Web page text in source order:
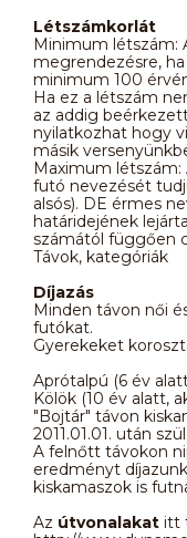
Létszámkorlát
Minimum létszám:
megrendezésre,
minimum 100
Ha ez a létszám
az addig
nyilatkozhat hogy
másik
Maximum létszám:
futó nevezését
alsós). DE érmes
határidejének
számától függően
Távok, kategóriák
Díjazás
Minden távon női
futókat.
Gyerekeket
Aprótalpú (6 év
Kölök (10 év alatt,
"Bojtár" távon
2011.01.01. után
A felnőtt távokon
eredményt
kiskamaszok is
Az útvonalakat itt